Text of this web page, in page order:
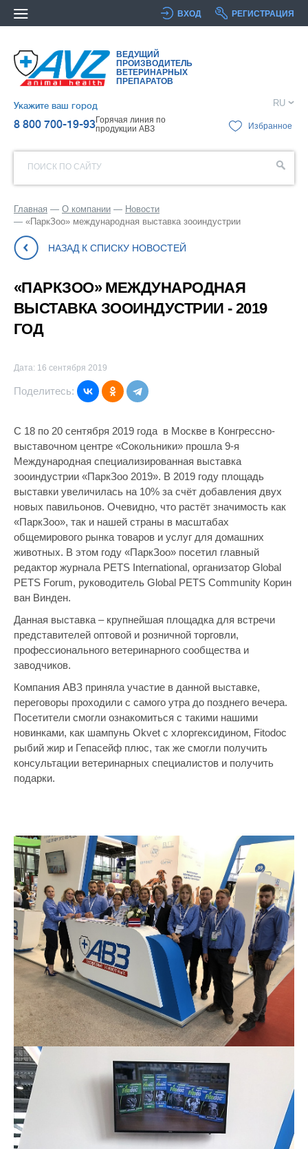
ВХОД РЕГИСТРАЦИЯ
ВЕДУЩИЙ
ПРОИЗВОДИТЕЛЬ
ВЕТЕРИНАРНЫХ
ПРЕПАРАТОВ
Укажите ваш город
8 800 700-19-93Горячая линия по
продукции АВЗ
RU
Избранное
ПОИСК ПО САЙТУ
Главная О компании
Новости
«ПаркЗоо» международная выставка зооиндустрии
НАЗАД К СПИСКУ НОВОСТЕЙ
«ПАРКЗОО» МЕЖДУНАРОДНАЯ
ВЫСТАВКА ЗООИНДУСТРИИ - 2019
ГОД
Дата: 16 сентября 2019
Поделитесь:
С 18 по 20 сентября 2019 года в Москве в Конгрессно-
выставочном центре «Сокольники» прошла 9-я
Международная специализированная выставка
зооиндустрии «ПаркЗоо 2019». В 2019 году площадь
выставки увеличилась на 10% за счёт добавления двух
новых павильонов. Очевидно, что растёт значимость как
«ПаркЗоо», так и нашей страны в масштабах
общемирового рынка товаров и услуг для домашних
животных. В этом году «ПаркЗоо» посетил главный
редактор журнала PETS International, организатор Global
PETS Forum, руководитель Global PETS Community Корин
ван Винден.
Данная выставка – крупнейшая площадка для встречи
представителей оптовой и розничной торговли,
профессионального ветеринарного сообщества и
заводчиков.
Компания АВЗ приняла участие в данной выставке,
переговоры проходили с самого утра до позднего вечера.
Посетители смогли ознакомиться с такими нашими
новинками, как шампунь Okvet с хлоргексидином, Fitodoc
рыбий жир и Гепасейф плюс, так же смогли получить
консультации ветеринарных специалистов и получить
подарки.